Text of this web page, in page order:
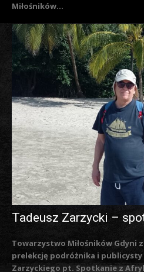
Miłośników...
Tadeusz Zarzycki –
Towarzystwo Miłośników Gdyni
prelekcję podróżnika i publicysty